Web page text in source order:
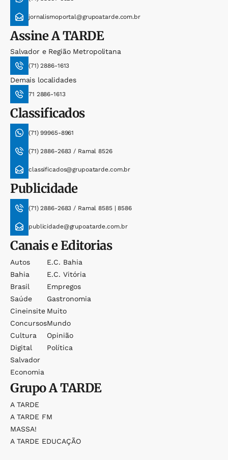
jornalismoportal@grupoatarde.com.br
AssineA TARDE
Salvador e Região Metropolitana
(71) 2886-1613
Demais localidades
71 2886-1613
Classificados
(71) 99965-8961
(71) 2886-2683 / Ramal 8526
classificados@grupoatarde.com.br
Publicidade
(71) 2886-2683 / Ramal 8585 | 8586
publicidade@grupoatarde.com.br
Canais e Editorias
Autos
Bahia
Brasil
Saúde
Cineinsite
Concursos
Cultura
Digital
Salvador
Economia
E.c. Bahia
E.c. Vitória
Empregos
Gastronomia
Muito
Mundo
Opinião
Política
GrupoA TARDE
A TARDE
A TARDE FM
MASSA!
A TARDE EDUCAÇÃO